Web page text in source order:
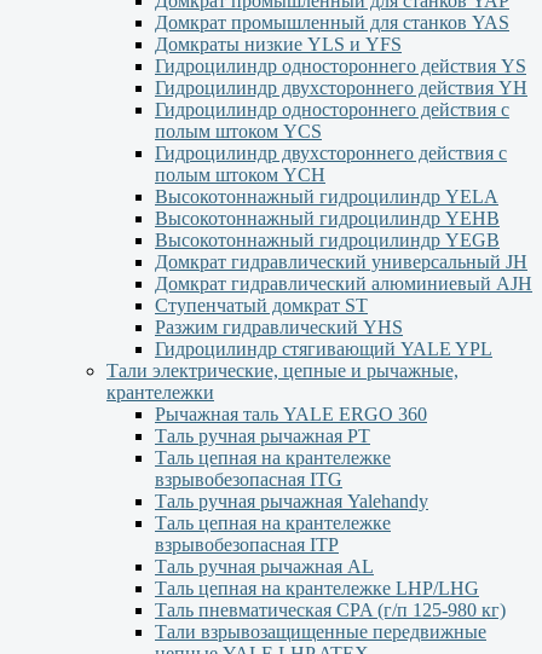
Домкрат промышленный для станков YAS
Домкраты низкие YLS и YFS
Гидроцилиндр одностороннего действия YS
Гидроцилиндр двухстороннего действия YН
Гидроцилиндр одностороннего действия с
полым штоком YСS
Гидроцилиндр двухстороннего действия с
полым штоком YСН
Высокотоннажный гидроцилиндр YELA
Высокотоннажный гидроцилиндр YEHВ
Высокотоннажный гидроцилиндр YEGВ
Домкрат гидравлический универсальный JH
Домкрат гидравлический алюминиевый АJH
Ступенчатый домкрат ST
Разжим гидравлический YHS
Гидроцилиндр стягивающий YALE YPL
Тали электрические, цепные и рычажные,
крантележки
Рычажная таль YALE ERGO 360
Таль ручная рычажная PT
Таль цепная на крантележке
взрывобезопасная ITG
Таль ручная рычажная Yalehandy
Таль цепная на крантележке
взрывобезопасная ITP
Таль ручная рычажная AL
Таль цепная на крантележке LHP/LHG
Таль пневматическая CPA (г/п 125-980 кг)
Тали взрывозащищенные передвижные